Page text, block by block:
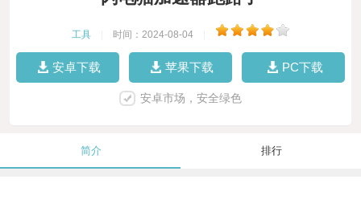
工具 时间：2024-08-04
安卓下载 苹果下载 PC下载
安卓市场，安全绿色
简介 排行